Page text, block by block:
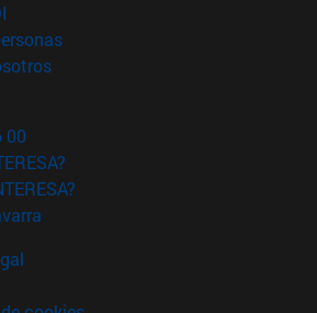
(abre en nueva ventana)
(abre en nueva ventana)
00